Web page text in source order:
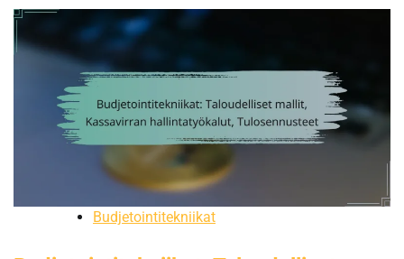
Budjetointitekniikat